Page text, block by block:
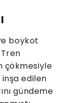
boykot
çökmesiyle
inşa edilen
gündeme